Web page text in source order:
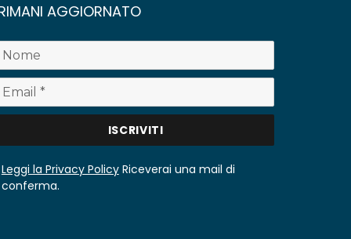
AGGIORNATO
Leggi la Privacy PolicyRiceverai una mail di
conferma.